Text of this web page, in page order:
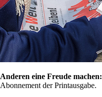
Anderen eine Freude machen:
Abonnement der Printausgabe.